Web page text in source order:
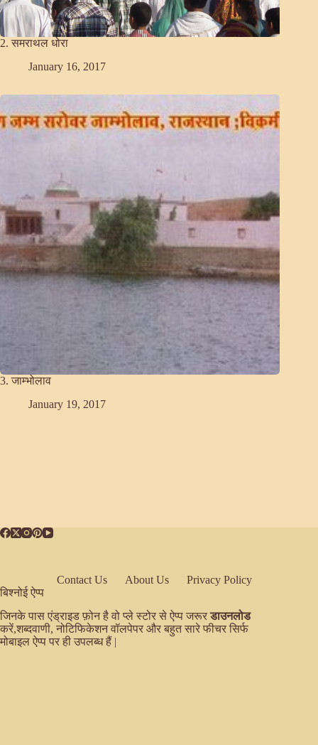
2. समराथल धोरा
January 16, 2017
3. जाम्भोलाव
January 19, 2017
Contact Us About Us
Privacy Policy
बिश्नोई ऐप्प
जिनके पास एंड्राइड फ़ोन है वो प्ले स्टोर से ऐप्प जरूरडाउनलोड
करें,शब्दवाणी, नोटिफिकेशन वॉलपेपर और बहुत सारे फीचर सिर्फ
मोबाइल ऐप्प पर ही उपलब्ध हैं |